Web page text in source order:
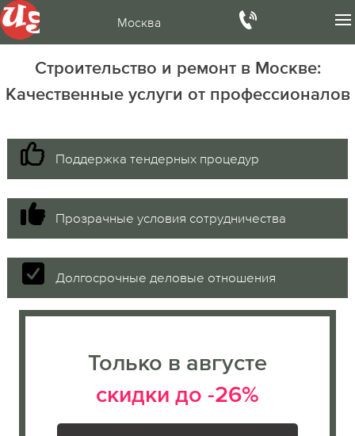
Москва
Строительство и ремонт в Москве:
Качественные услуги от профессионалов
Поддержка тендерных процедур
Прозрачные условия сотрудничества
Долгосрочные деловые отношения
Только в августе
скидки до -26%